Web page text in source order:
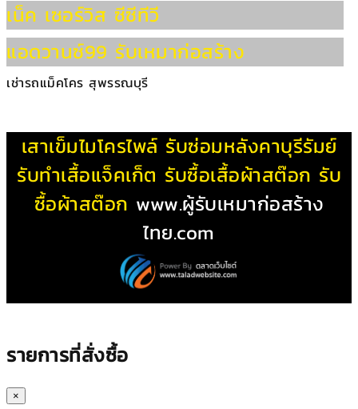
เน็ค เซอร์วิส ซีซีทีวี
แอดวานซ์99 รับเหมาก่อสร้าง
เช่ารถแม็คโคร สุพรรณบุรี
เสาเข็มไมโครไพล์ รับซ่อมหลังคาบุรีรัมย์
รับทําเสื้อแจ็คเก็ต รับซื้อเสื้อผ้าสต๊อก รับ
ซื้อผ้าสต๊อก www.ผู้รับเหมาก่อสร้าง
ไทย.com
รายการที่สั่งซื้อ
×